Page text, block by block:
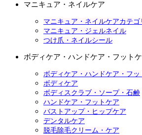
マニキュア・ネイルケア
マニキュア・ネイルケアカテゴ
マニキュア・ジェルネイル
つけ爪・ネイルシール
ボディケア・ハンドケア・フット
ボディケア・ハンドケア・フ
ボディケア
ボディスクラブ・ソープ・石鹸
ハンドケア・フットケア
バストアップ・ヒップケア
デンタルケア
脱毛除毛クリーム・ケア